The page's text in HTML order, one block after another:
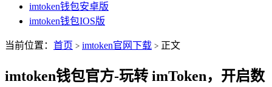
imtoken钱包安卓版
imtoken钱包IOS版
当前位置： 首页 > imtoken官网下载 > 正文
imtoken钱包官方-玩转 imToken，开启数